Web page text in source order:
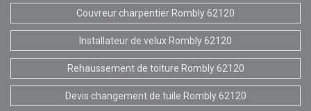
Couvreur charpentier Rombly 62120
Installateur de velux Rombly 62120
Rehaussement de toiture Rombly 62120
Devis changement de tuile Rombly 62120